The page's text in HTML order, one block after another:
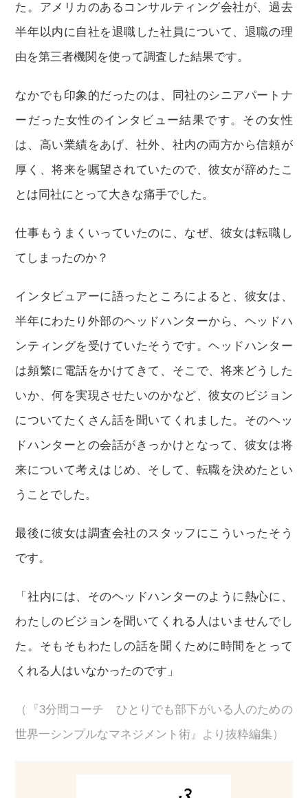
た。アメリカのあるコンサルティング会社が、過去
半年以内に自社を退職した社員について、退職の理
由を第三者機関を使って調査した結果です。
なかでも印象的だったのは、同社のシニアパートナ
ーだった女性のインタビュー結果です。その女性
は、高い業績をあげ、社外、社内の両方から信頼が
厚く、将来を嘱望されていたので、彼女が辞めたこ
とは同社にとって大きな痛手でした。
仕事もうまくいっていたのに、なぜ、彼女は転職し
てしまったのか？
インタビュアーに語ったところによると、彼女は、
半年にわたり外部のヘッドハンターから、ヘッドハ
ンティングを受けていたそうです。ヘッドハンター
は頻繁に電話をかけてきて、そこで、将来どうした
いか、何を実現させたいのかなど、彼女のビジョン
についてたくさん話を聞いてくれました。そのヘッ
ドハンターとの会話がきっかけとなって、彼女は将
来について考えはじめ、そして、転職を決めたとい
うことでした。
最後に彼女は調査会社のスタッフにこういったそう
です。
「社内には、そのヘッドハンターのように熱心に、
わたしのビジョンを聞いてくれる人はいませんでし
た。そもそもわたしの話を聞くために時間をとって
くれる人はいなかったのです」
（『3分間コーチ ひとりでも部下がいる人のための
世界一シンプルなマネジメント術』より抜粋編集）